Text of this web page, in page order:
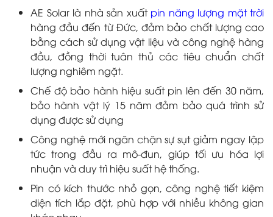
AE Solar là nhà sản xuất pin năng lượng mặt trời
hàng đầu đến từ Đức, đảm bảo chất lượng cao
bằng cách sử dụng vật liệu và công nghệ hàng
đầu, đồng thời tuân thủ các tiêu chuẩn chất
lượng nghiêm ngặt.
Chế độ bảo hành hiệu suất pin lên đến 30 năm,
bảo hành vật lý 15 năm đảm bảo quá trình sử
dụng được sử dụng
Công nghệ mới ngăn chặn sự sụt giảm ngay lập
tức trong đầu ra mô-đun, giúp tối ưu hóa lợi
nhuận và duy trì hiệu suất hệ thống.
Pin có kích thước nhỏ gọn, công nghệ tiết kiệm
diện tích lắp đặt, phù hợp với nhiều không gian